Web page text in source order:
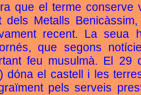
que el terme conserve
dels Metalls
recent. La
que segons
feu musulmà. El
dóna el castell i les
pels serveis